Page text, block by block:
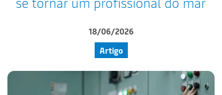
18/06/2026
Artigo